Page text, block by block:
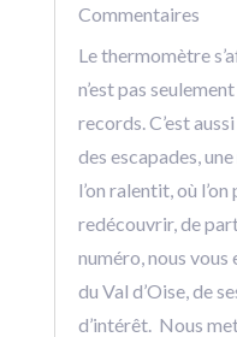
Commentaires
Le thermomètre
n’est pas
records. C’est
des escapades,
l’on ralentit, où
redécouvrir, de
numéro, nous vous
du Val d’Oise, de
d’intérêt. Nous